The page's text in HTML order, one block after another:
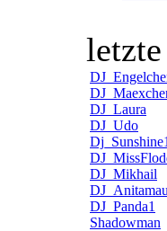
DJ_Laura
DJ_Udo
Dj_Sunshine1
DJ_Mikhail
DJ_Panda1
Shadowman